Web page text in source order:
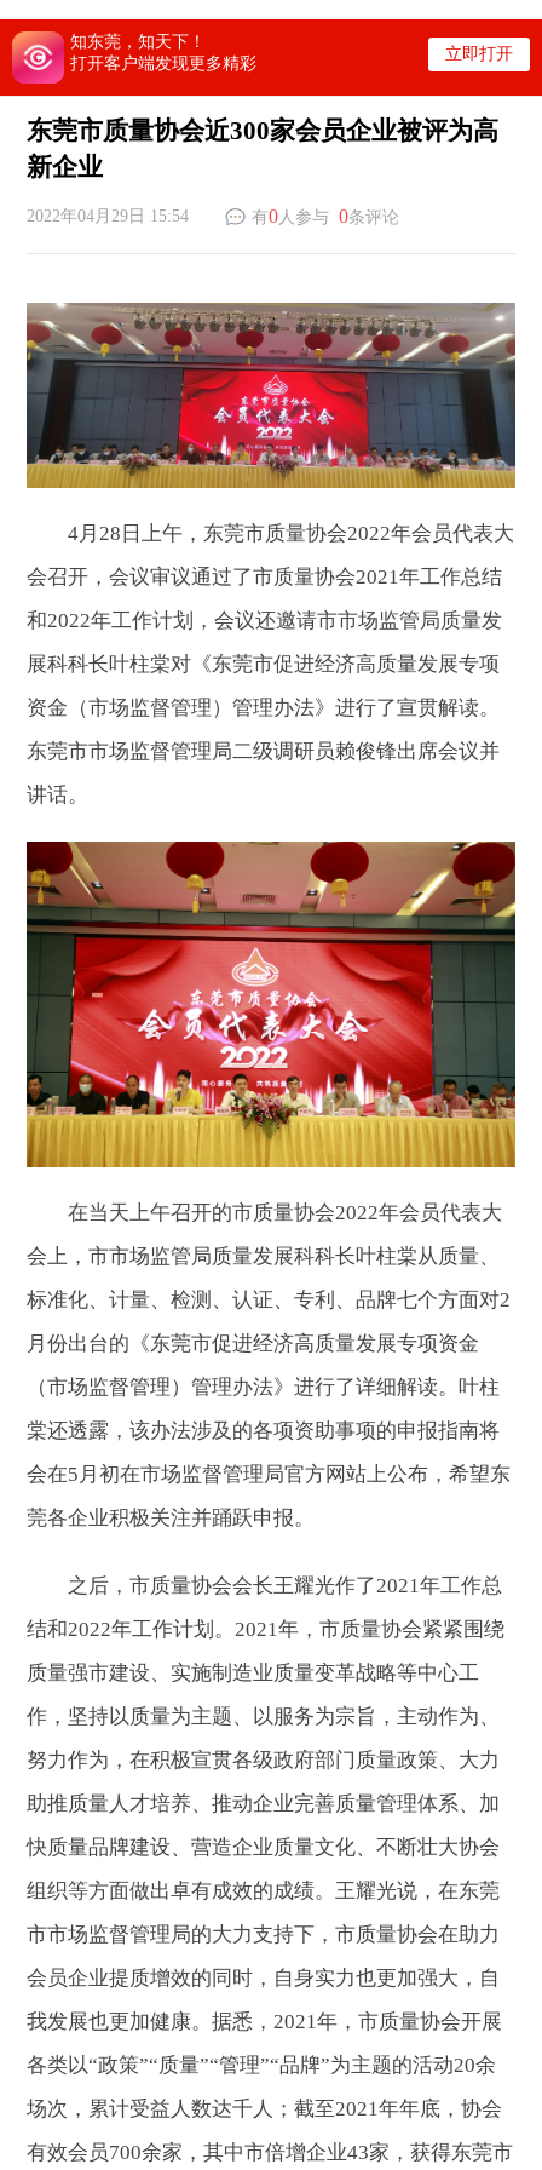
知东莞，知天下！
打开客户端发现更多精彩
立即打开
东莞市质量协会近300家会员企业被评为高
新企业
2022年04月29日 15:54 有0人参与0条评论
4月28日上午，东莞市质量协会2022年会员代表大
会召开，会议审议通过了市质量协会2021年工作总结
和2022年工作计划，会议还邀请市市场监管局质量发
展科科长叶柱棠对《东莞市促进经济高质量发展专项
资金（市场监督管理）管理办法》进行了宣贯解读。
东莞市市场监督管理局二级调研员赖俊锋出席会议并
讲话。
在当天上午召开的市质量协会2022年会员代表大
会上，市市场监管局质量发展科科长叶柱棠从质量、
标准化、计量、检测、认证、专利、品牌七个方面对2
月份出台的《东莞市促进经济高质量发展专项资金
（市场监督管理）管理办法》进行了详细解读。叶柱
棠还透露，该办法涉及的各项资助事项的申报指南将
会在5月初在市场监督管理局官方网站上公布，希望东
莞各企业积极关注并踊跃申报。
之后，市质量协会会长王耀光作了2021年工作总
结和2022年工作计划。2021年，市质量协会紧紧围绕
质量强市建设、实施制造业质量变革战略等中心工
作，坚持以质量为主题、以服务为宗旨，主动作为、
努力作为，在积极宣贯各级政府部门质量政策、大力
助推质量人才培养、推动企业完善质量管理体系、加
快质量品牌建设、营造企业质量文化、不断壮大协会
组织等方面做出卓有成效的成绩。王耀光说，在东莞
市市场监督管理局的大力支持下，市质量协会在助力
会员企业提质增效的同时，自身实力也更加强大，自
我发展也更加健康。据悉，2021年，市质量协会开展
各类以“政策”“质量”“管理”“品牌”为主题的活动20余
场次，累计受益人数达千人；截至2021年年底，协会
有效会员700余家，其中市倍增企业43家，获得东莞市